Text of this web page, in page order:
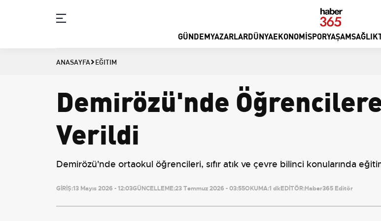
GÜNDEMYAZARLARDÜNYAEKONOMISPORYAŞAMSAĞLIK
ANASAYFA EĞITIM
Demirözü'nde
Verildi
Demirözü'nde ortaokul öğrencileri, sıfır atık ve çevre bilinci konularında
GİRİŞ:13 Mayıs 2026 - 12:03GÜNCELLEME:23 Temmuz 2026 - 03:55OKUMA:1 dkEDİTÖR:Haber365 Editör